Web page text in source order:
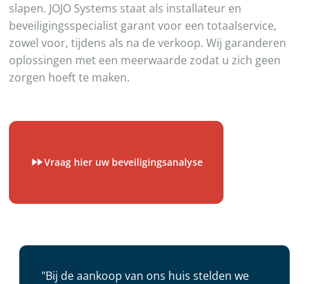
slapen. JOJO Systems staat als installateur en
beveiligingsspecialist garant voor een totaalservice,
zowel voor, tijdens als na de verkoop. Wij garanderen
oplossingen met een meerwaarde zodat u zich geen
zorgen hoeft te maken.
Vraag hier uw beveiligingsanalyse
"Bij de aankoop van ons huis stelden we